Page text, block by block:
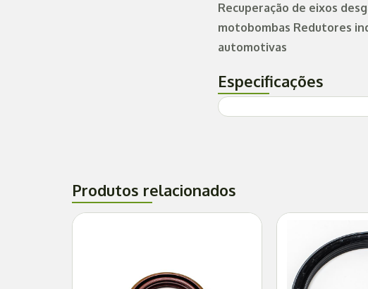
Recuperação de eixos
motobombas Redutores
automotivas
Especificações
Produtos relacionados